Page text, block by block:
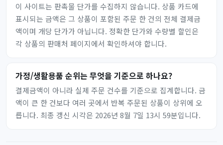
이 사이트는 판촉물 단가를 수집하지 않습니다. 상품 카드에
표시되는 금액은 그 상품이 포함된 주문 한 건의 전체 결제금
액이며 개당 단가가 아닙니다. 정확한 단가와 수량별 할인은
각 상품의 판매처 페이지에서 확인하셔야 합니다.
가정/생활용품 순위는 무엇을 기준으로 하나요?
결제금액이 아니라 실제 주문 건수를 기준으로 집계합니다. 금
액이 큰 한 건보다 여러 곳에서 반복 주문된 상품이 상위에 오
릅니다. 최종 갱신 시각은 2026년 8월 7일 13시 59분입니다.